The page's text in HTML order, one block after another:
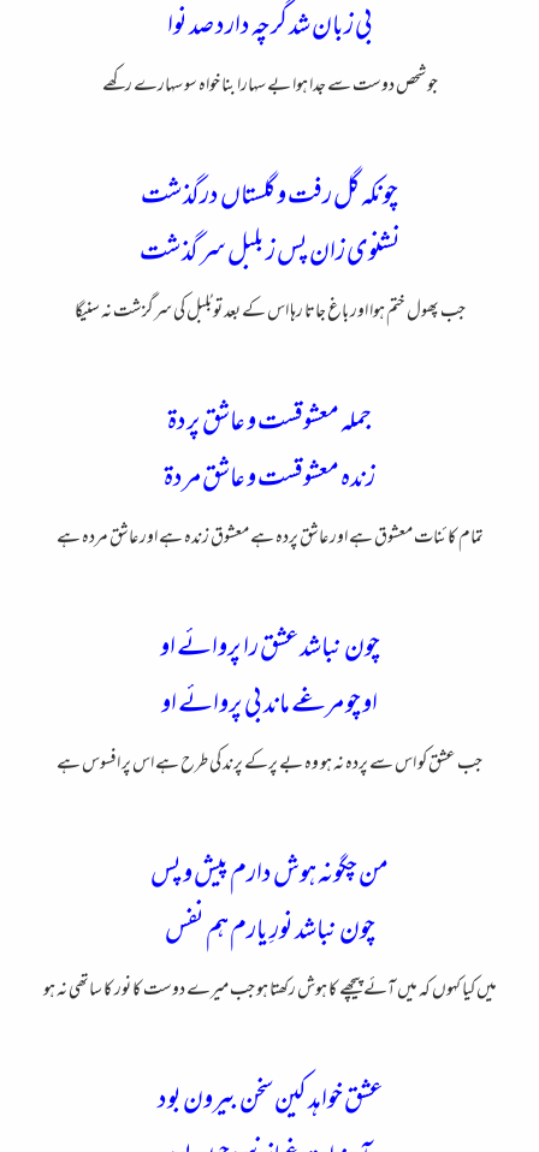
بی زبان شد گرچه دارد صد نوا
جو شحص دوست سے جدا ہوا بے سہارا بنا خواہ سو سہارے رکھے
چونکه گل رفت و گلستاں درگذشت
نشنوی زان پس ز بلبل سر گذشت
جب پھول ختم ہوا اور باغ جاتا رہا اس کے بعد تو بُلبل کی سرگزشت نہ سنیگا
جمله معشوقست و عاشق پردۃ
زنده معشوقست و عاشق مردۃ
تمام کائنات معشوق ہے اور عاشق پردہ ہے معشوق زندہ ہے اور عاشق مردہ ہے
چون نباشد عشق را پروائے او
او چو مرغے ماند بی پروائے او
جب عشق کو اس سے پردہ نہ ہو وہ بے پرکے پرند کی طرح ہے اس پر افسوس ہے
من چگونه هوش دارم پیش و پس
چون نباشد نورِ یارم ہم نفس
میں کیا کہوں کہ میں آئے پیچھے کا ہوش رکھتا ہو جب میرے دوست کا نور کا ساتھی نہ ہو
عشق خواهد کین سخن بیرون بود